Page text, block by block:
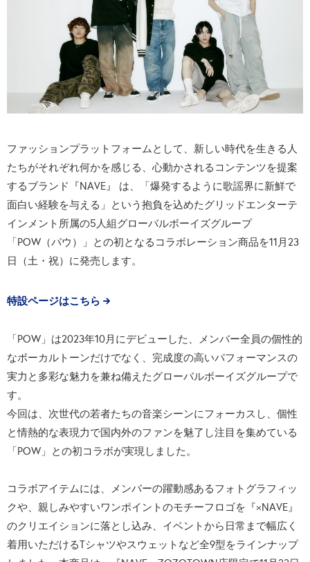
ファッションプラットフォームとして、新しい時代を生きる人
たちがそれぞれ何かを感じる、心動かされるコンテンツを提案
するブランド『NAVE』 は、「爆発するように歌謡界に新鮮で
面白い経験を与える」という抱負を込めたグリッドエンターテ
インメント所属の5人組グローバルボーイズグループ
「POW（パウ）」との初となるコラボレーション商品を11月23
日（土・祝）に発売します。
特設ページはこちら
「POW」は2023年10月にデビューした、メンバー全員の個性的
なボーカルトーンだけでなく、完成度の高いパフォーマンスの
実力と多彩な魅力を兼ね備えたグローバルボーイズグループで
す。
今回は、次世代の若者たちの音楽シーンにフォーカスし、個性
と情熱的な表現力で国内外のファンを魅了し注目を集めている
「POW」との初コラボが実現しました。
コラボアイテムには、メンバーの躍動感あるフォトグラフィッ
クや、親しみやすいワンポイントのモチーフロゴを『×NAVE』
のクリエイションに落とし込み、イベントから日常まで幅広く
着用いただけるTシャツやスウェットなど全9型をラインナップ